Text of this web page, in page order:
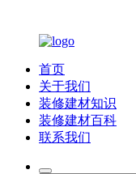
首页
关于我们
装修建材知识
装修建材百科
联系我们